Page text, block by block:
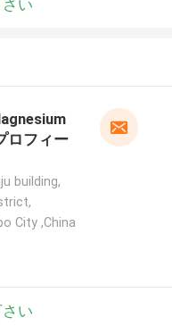
い
ロフィー
building,
City ,China
い